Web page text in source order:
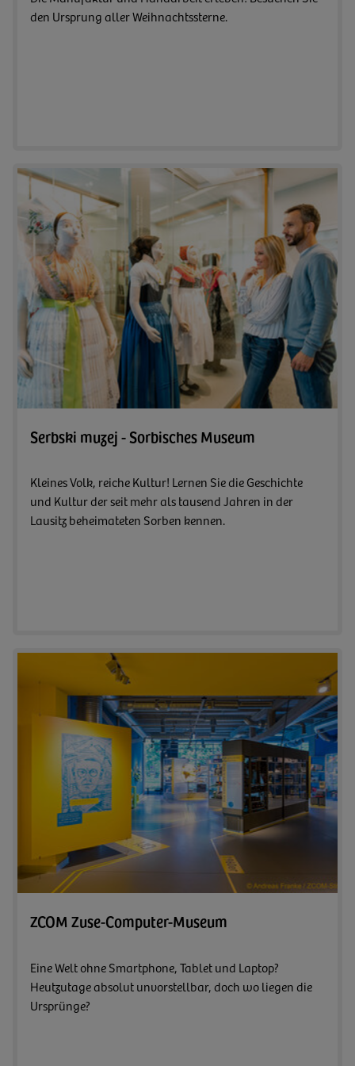
den Ursprung aller Weihnachtssterne.
Serbski muzej - Sorbisches Museum
Kleines Volk, reiche Kultur! Lernen Sie die Geschichte
und Kultur der seit mehr als tausend Jahren in der
Lausitz beheimateten Sorben kennen.
ZCOM Zuse-Computer-Museum
Eine Welt ohne Smartphone, Tablet und Laptop?
Heutzutage absolut unvorstellbar, doch wo liegen die
Ursprünge?